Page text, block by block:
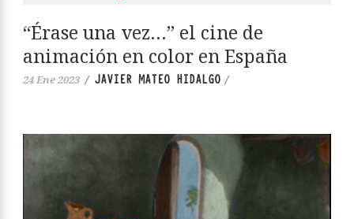
“Érase una vez…” el cine de
animación en color en España
24 Ene 2023 / JAVIER MATEO HIDALGO /